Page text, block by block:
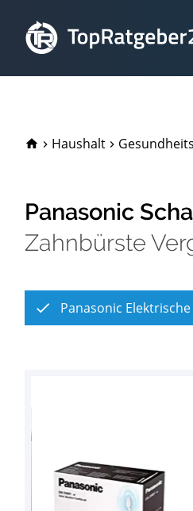
TopRatgeber24.de
Haushalt
Panasonic
Zahnbürste
Panasonic